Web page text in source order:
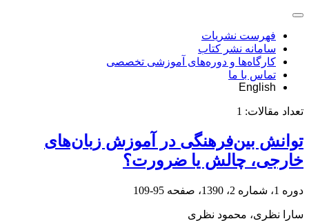
فهرست نشریات
سامانه نشر کتاب
کارگاه‌ها و دوره‌های آموزشی تخصصی
تماس با ما
English
تعداد مقالات: 1
توانش بین‌فرهنگی در آموزش‌ زبان‌های
خارجی، چالش یا ضرورت؟
دوره 1، شماره 2، 1390، صفحه 95-109
سارا نظری، محمود نظری